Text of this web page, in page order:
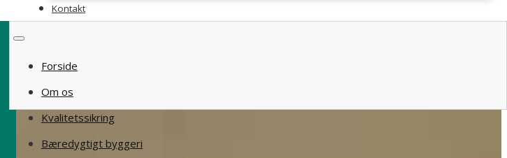
Kontakt
Forside
Om os
Kvalitetssikring
Bæredygtigt byggeri